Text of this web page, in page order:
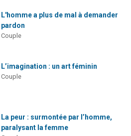
L'homme a plus de mal à demander
pardon
Couple
L’imagination : un art féminin
Couple
La peur : surmontée par l’homme,
paralysant la femme